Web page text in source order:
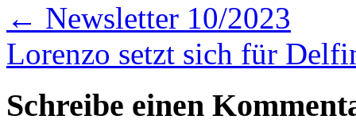
← Newsletter 10/2023
Lorenzo setzt sich für
Schreibe einen